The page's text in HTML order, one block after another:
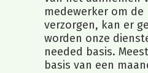
medewerker om
verzorgen, kan er
worden onze
needed basis.
basis van een